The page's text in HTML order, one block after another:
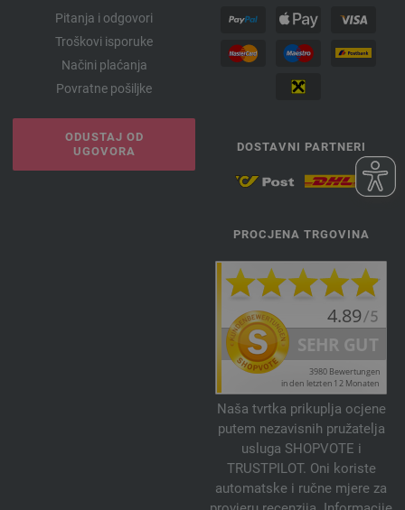
Pitanja i odgovori
Troškovi isporuke
Načini plaćanja
Povratne pošiljke
ODUSTAJ OD
UGOVORA
DOSTAVNI PARTNERI
PROCJENA TRGOVINA
Naša tvrtka prikuplja ocjene
putem nezavisnih pružatelja
usluga SHOPVOTE i
TRUSTPILOT. Oni koriste
automatske i ručne mjere za